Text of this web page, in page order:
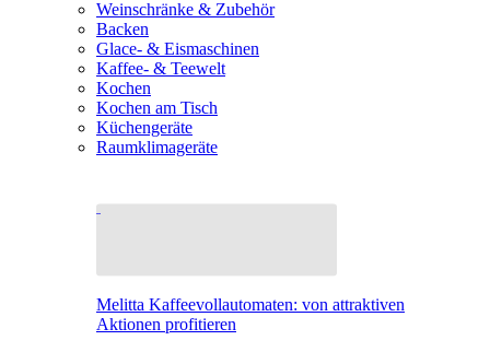
Weinschränke & Zubehör
Backen
Glace- & Eismaschinen
Kaffee- & Teewelt
Kochen
Kochen am Tisch
Küchengeräte
Raumklimageräte
Melitta Kaffeevollautomaten: von attraktiven
Aktionen profitieren